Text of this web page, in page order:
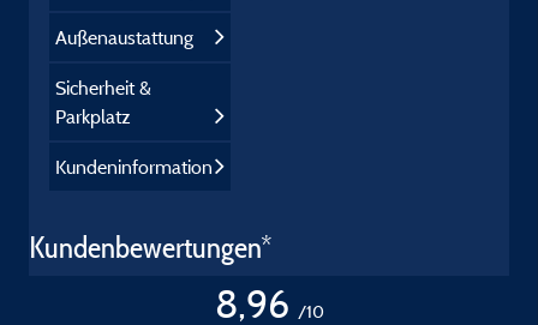
Außenaustattung
Sicherheit &
Parkplatz
Kundeninformation
Kundenbewertungen*
8,96 /10